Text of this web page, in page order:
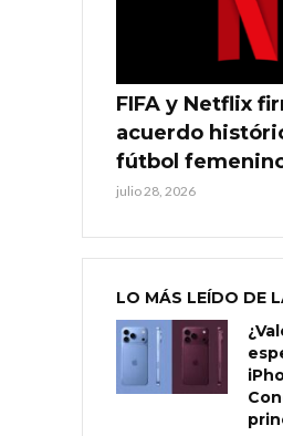
FIFA y Netflix
acuerdo
fútbol
julio 28, 2026
LO MÁS LEÍDO DE